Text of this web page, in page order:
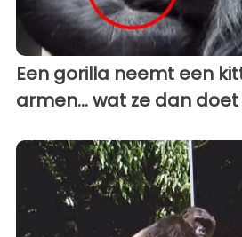
Een gorilla neemt een
armen... wat ze dan